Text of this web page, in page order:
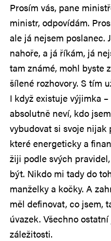
Prosím vás, pane
ministr, odpovídám.
ale já nejsem poslanec.
nahoře, a já říkám, já
tam známé, mohl byste
šílené rozhovory. S tím
I když existuje výjimka
absolutně neví, kdo
vybudovat si svoje
které energeticky a
žiji podle svých
být. Nikdo mi tady do
manželky a kočky. A
měl definovat, co jsem,
úvazek. Všechno
záležitosti.